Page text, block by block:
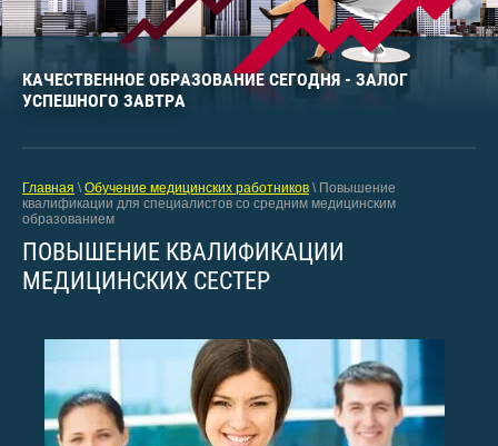
КАЧЕСТВЕННОЕ ОБРАЗОВАНИЕ СЕГОДНЯ - ЗАЛОГ
УСПЕШНОГО ЗАВТРА
Главная \Обучение медицинских работников \ Повышение
квалификации для специалистов со средним медицинским
образованием
ПОВЫШЕНИЕ КВАЛИФИКАЦИИ
МЕДИЦИНСКИХ СЕСТЕР